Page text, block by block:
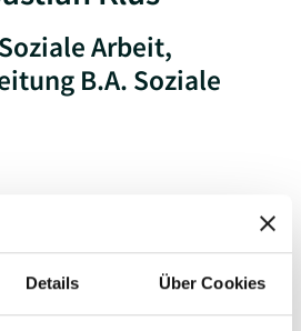
Details Über Cookies
Arbeit,
B.A. Soziale